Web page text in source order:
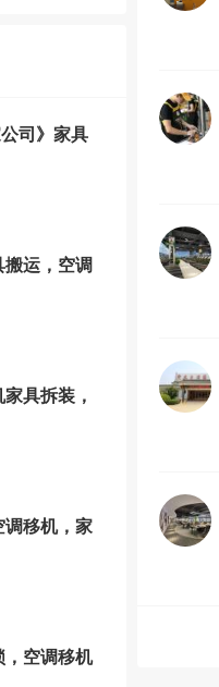
司》家具
运，空调
具拆装，
调移机，家
空调移机